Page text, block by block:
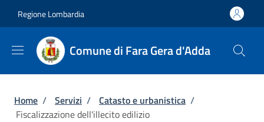
Regione Lombardia
Comune di Fara Gera d'Adda
Briciole di pane
Home / Servizi / Catasto e urbanistica /
Fiscalizzazione dell'illecito edilizio